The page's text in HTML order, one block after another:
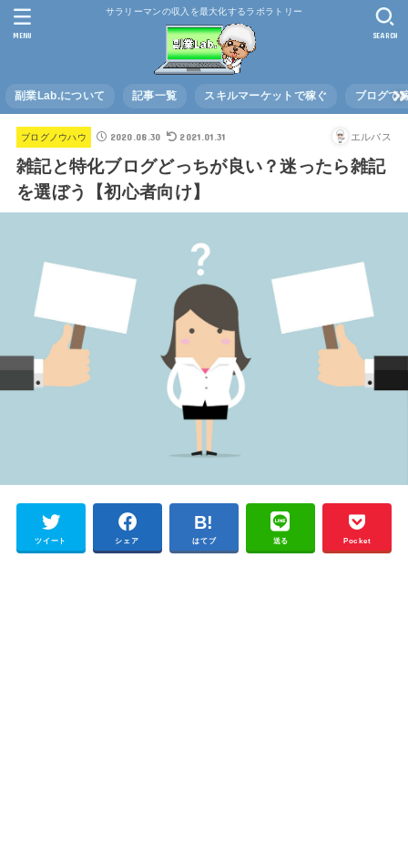
サラリーマンの収入を最大化するラボラトリー
副業Lab.について 記事一覧 スキルマーケットで稼ぐ ブログで
SEARCH
MENU
ブログノウハウ 2020.08.30 2021.01.31 エルバス
雑記と特化ブログどっちが良い？迷ったら雑記
を選ぼう【初心者向け】
ツイート シェア はてブ 送る Pocket